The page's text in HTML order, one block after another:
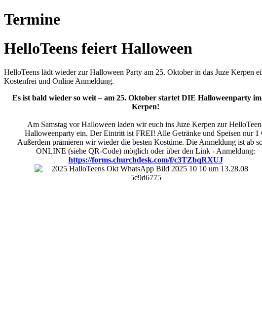
Termine
HelloTeens feiert Halloween
HelloTeens lädt wieder zur Halloween Party am 25. Oktober in das Juze Kerpen
Kostenfrei und Online Anmeldung.
Es ist bald wieder so weit – am25.Oktober startet DIE Halloweenparty
Kerpen!
Am Samstag vor Halloween laden wir euch ins Juze Kerpen zur
Halloweenparty ein. Der Eintritt ist FREI! Alle Getränke und Speisen nur 1
Außerdem prämieren wir wieder die besten Kostüme. Die Anmeldung ist ab
ONLINE (siehe QR-Code) möglich oder über den Link - Anmeldung:
https://forms.churchdesk.com/f/c3TZbqRXUJ